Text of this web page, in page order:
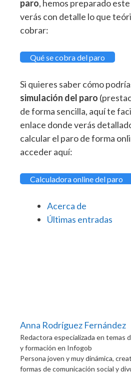
paro, hemos preparado
verás con detalle lo que
cobrar:
Qué se cobra del paro
Si quieres saber cómo
simulación del paro
de forma sencilla, aquí te
enlace donde verás
calcular el paro de forma
acceder aquí:
Calculadora online del paro
Acerca de
Últimas entradas
Anna Rodríguez Fernández
Redactora especializada en temas
y formación en Infogob
Persona joven y muy dinámica,
formas de comunicación social y